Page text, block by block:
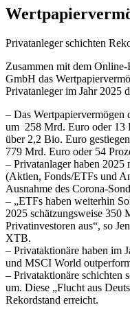
Privatanleger schichten
Zusammen mit dem
GmbH das
Privatanleger im Jahr 2025
– Das Wertpapiervermögen
um 258 Mrd. Euro oder 13
über 2,2 Bio. Euro
779 Mrd. Euro oder 54
– Privatanlager haben
(Aktien, Fonds/ETFs und
Ausnahme des Corona-
– „ETFs haben weiterhin
2025 schätzungsweise 350
Privatinvestoren aus“, so
XTB.
– Privataktionäre haben im
und MSCI World
– Privataktionäre schichten
um. Diese „Flucht aus
Rekordstand erreicht.